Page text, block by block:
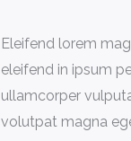
Eleifend lorem
eleifend in ipsum
ullamcorper
volutpat magna